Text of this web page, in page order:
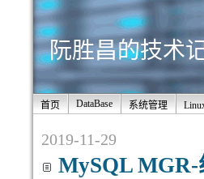
阮胜昌的技术
首页 DataBase 系统管理
2019-11-29
MySQL